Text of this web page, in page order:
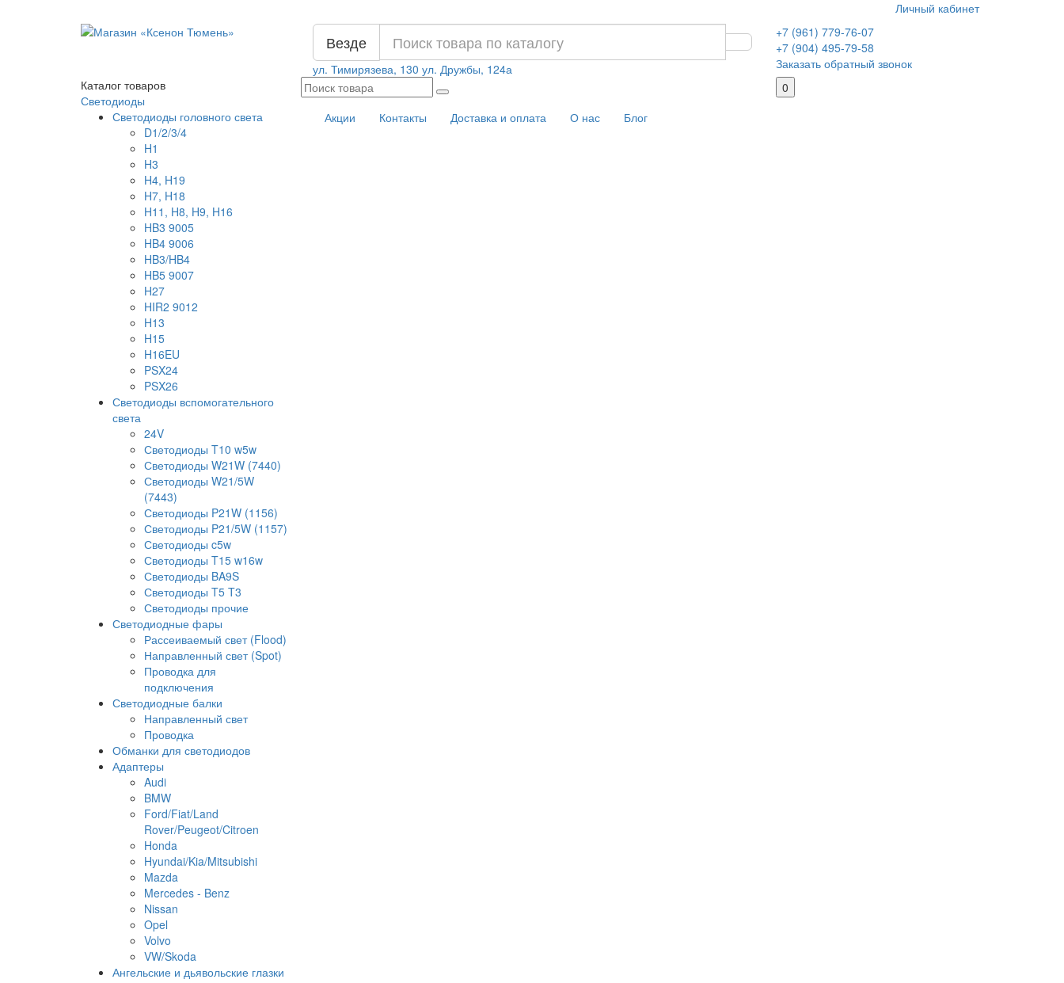
Личный кабинет
Везде
ул. Тимирязева, 130 ул. Дружбы, 124а
+7 (961) 779-76-07
+7 (904) 495-79-58
Заказать обратный звонок
Каталог товаров
Светодиоды
Светодиоды головного света
D1/2/3/4
H1
H3
H4, H19
H7, H18
H11, H8, H9, H16
HB3 9005
HB4 9006
HB3/HB4
HB5 9007
H27
HIR2 9012
H13
H15
H16EU
PSX24
PSX26
Светодиоды вспомогательного
света
24V
Светодиоды T10 w5w
Светодиоды W21W (7440)
Светодиоды W21/5W
(7443)
Светодиоды P21W (1156)
Светодиоды P21/5W (1157)
Светодиоды c5w
Светодиоды T15 w16w
Светодиоды BA9S
Светодиоды T5 T3
Светодиоды прочие
Светодиодные фары
Рассеиваемый свет (Flood)
Направленный свет (Spot)
Проводка для
подключения
Светодиодные балки
Направленный свет
Проводка
Обманки для светодиодов
Адаптеры
Audi
BMW
Ford/Fiat/Land
Rover/Peugeot/Citroen
Honda
Hyundai/Kia/Mitsubishi
Mazda
Mercedes - Benz
Nissan
Opel
Volvo
VW/Skoda
Ангельские и дьявольские глазки
Акции Контакты Доставка и оплата О нас Блог
0